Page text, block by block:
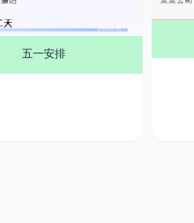
五一安排